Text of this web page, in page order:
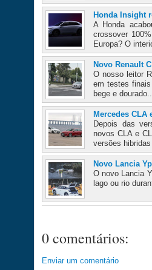
Honda Insight
A Honda
crossover
Europa? O
Novo Renault
O nosso leitor
em testes
bege e
Mercedes
Depois das
novos CLA e
versões
Novo Lancia
O novo Lancia
lago ou rio
0 comentários:
Enviar um comentário